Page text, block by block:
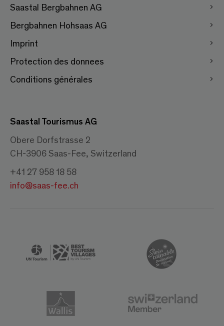
Saastal Bergbahnen AG
Bergbahnen Hohsaas AG
Imprint
Protection des donnees
Conditions générales
Saastal Tourismus AG
Obere Dorfstrasse 2
CH-3906 Saas-Fee, Switzerland
+41 27 958 18 58
info@saas-fee.ch